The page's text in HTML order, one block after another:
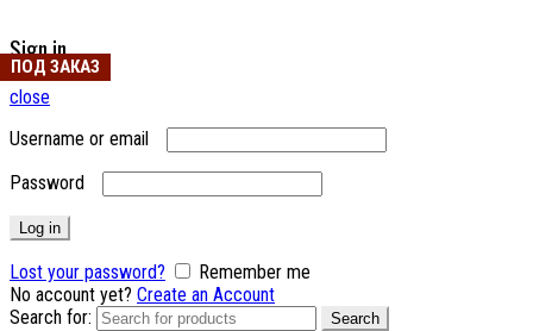
Sign in
close
Username or email
Password
Log in
Lost your password?
Remember me
No account yet? Create an Account
Search for:
Search
ПОД ЗАКАЗ